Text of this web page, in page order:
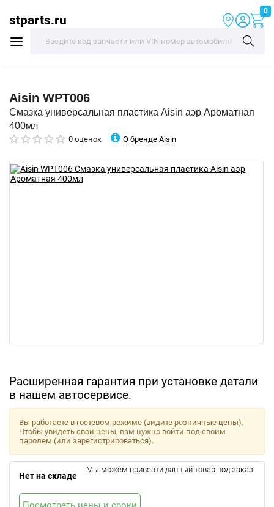
stparts.ru
0
Aisin WPT006
Смазка универсальная пластика Aisin аэр Ароматная
400мл
0 оценок О бренде Aisin
Расширенная гарантия при установке детали
в нашем автосервисе.
Вы работаете в гостевом режиме (видите розничные цены).
Чтобы увидеть свои цены, вам нужно войти под своим
паролем (или зарегистрироваться).
Нет на складе
Мы можем привезти данный товар под заказ.